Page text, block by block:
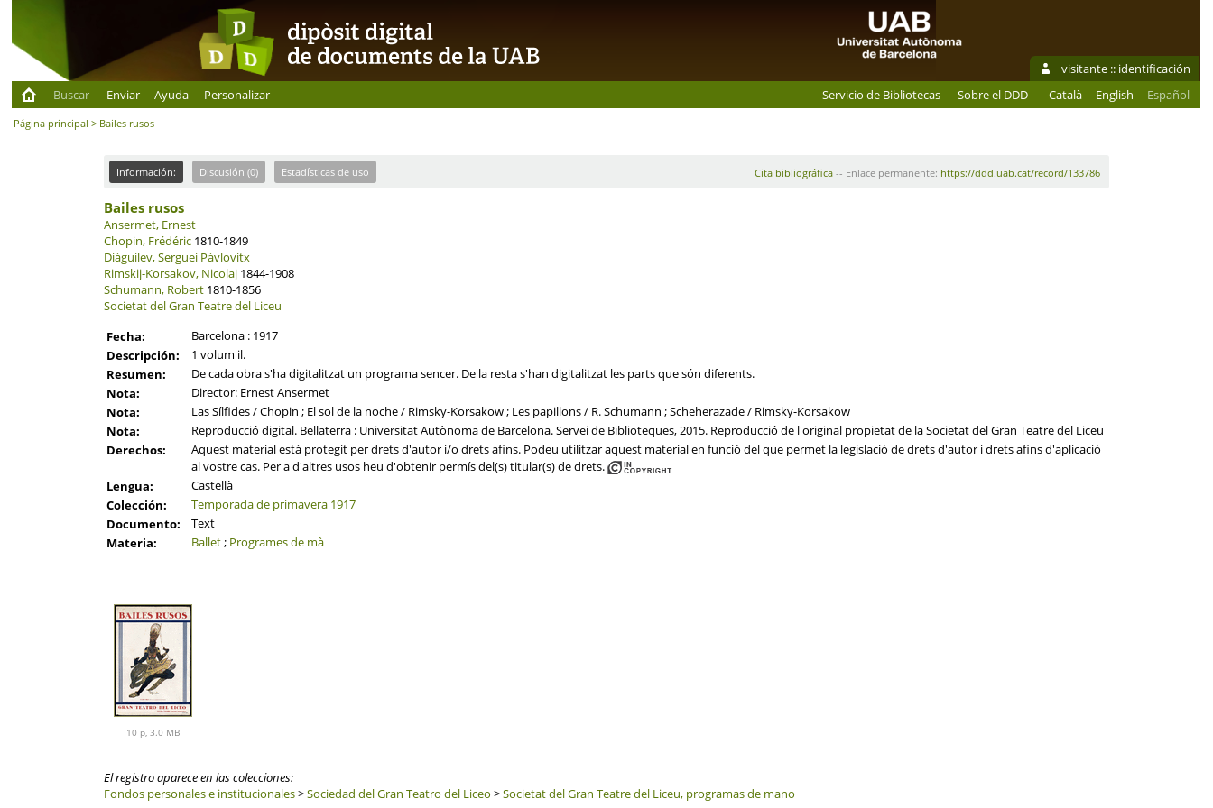
visitante :: identificación
Buscar
Enviar Ayuda Personalizar Servicio de Bibliotecas Sobre el DDD Català English Español
Página principal > Bailes rusos
Información: Discusión (0) Estadísticas de uso Cita bibliográfica-- Enlace permanente: https://ddd.uab.cat/record/133786
Bailes rusos
Ansermet, Ernest
Chopin, Frédéric1810-1849
Diàguilev, Serguei Pàvlovitx
Rimskij-Korsakov, Nicolaj1844-1908
Schumann, Robert1810-1856
Societat del Gran Teatre del Liceu
Fecha:
Barcelona : 1917
Descripción:
1 volum il.
Resumen:
De cada obra s'ha digitalitzat un programa sencer. De la resta s'han digitalitzat les parts que són diferents.
Nota:
Director: Ernest Ansermet
Nota:
Las Sílfides / Chopin ; El sol de la noche / Rimsky-Korsakow ; Les papillons / R. Schumann ; Scheherazade / Rimsky-Korsakow
Nota:
Reproducció digital. Bellaterra : Universitat Autònoma de Barcelona. Servei de Biblioteques, 2015. Reproducció de l'original propietat de la Societat del Gran Teatre del Liceu
Derechos:
Aquest material està protegit per drets d'autor i/o drets afins. Podeu utilitzar aquest material en funció del que permet la legislació de drets d'autor i drets afins d'aplicació
al vostre cas. Per a d'altres usos heu d'obtenir permís del(s) titular(s) de drets.
Lengua:
Castellà
Colección:
Temporada de primavera 1917
Documento:
Text
Materia:
Ballet; Programes de mà
10 p, 3.0 MB
El registro aparece en las colecciones:
Fondos personales e institucionales>Sociedad del Gran Teatro del Liceo >Societat del Gran Teatre del Liceu, programas de mano